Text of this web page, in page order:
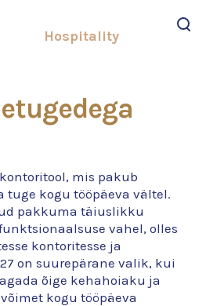
Hospitality
mis pakub
kogu tööpäeva vältel.
pakkuma täiuslikku
vahel, olles
kontoritesse ja
on suurepärane valik, kui
õige kehahoiaku ja
kogu tööpäeva